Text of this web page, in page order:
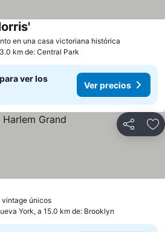
en una casa victoriana histórica
km de: Central Park
ver los
Ver precios
Compartir
vintage únicos
York, a 15.0 km de: Brooklyn